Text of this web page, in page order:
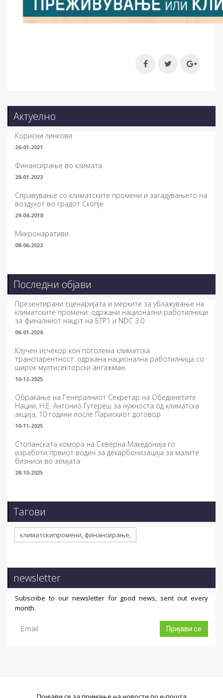
Актуелно
Корисни линкови
26-01-2021
Финансирање во климата
28-01-2022
Справување со климатските промени и загадувањето на
воздухот во градот Скопје
29-04-2018
Микронаративи
08-06-2022
Последни објави
Презентирани сценаријата и мерките за ублажување на
климатските промени: одржани национални работилници
за финалниот нацрт на БТР1 и NDC 3.0
06-01-2026
Клучен исчекор кон поголема климатска
транспарентност: одржана национална работилница со
широк мултисекторски ангажман
10-12-2025
Обраќање на Генералниот Секретар на Обединетите
Нации, Н.Е. Антонио Гутереш за нужноста од климатска
акција, 10 години после Парискиот договор
10-11-2025
Стопанската комора на Северна Македонија го
изработи првиот водич за декарбонизација за малите
бизниси во земјата
28-10-2025
Тагови
климатскипромени, финансирање,
newsletter
Subscribe to our newsletter for good news, sent out every
month.
Пријави се